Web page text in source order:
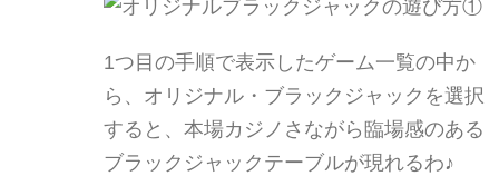
1つ目の手順で表示したゲーム一覧の中か
ら、オリジナル・ブラックジャックを選択
すると、本場カジノさながら臨場感のある
ブラックジャックテーブルが現れるわ♪